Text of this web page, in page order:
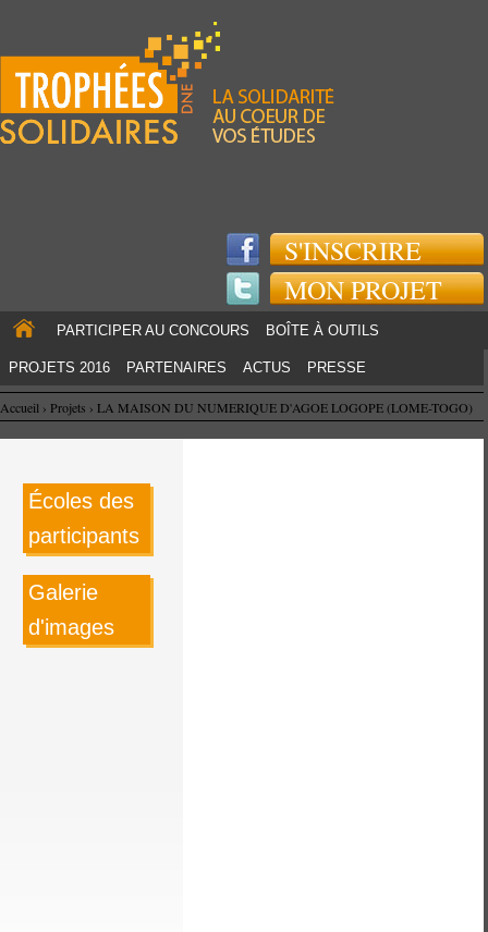
S'INSCRIRE
MON PROJET
PARTICIPER AU CONCOURS BOÎTE À OUTILS
PROJETS 2016 PARTENAIRES ACTUS PRESSE
Accueil › Projets › LA MAISON DU NUMERIQUE D'AGOE LOGOPE (LOME-TOGO)
Écoles des
participants
Galerie
d'images